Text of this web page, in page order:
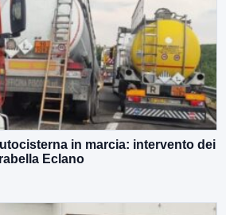
in marcia: intervento dei
Eclano